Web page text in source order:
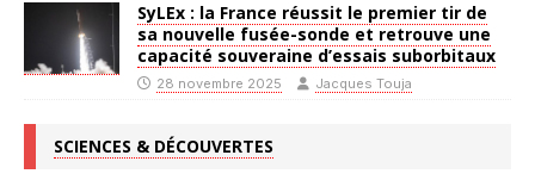
SyLEx : la France réussit le premier tir de
sa nouvelle fusée-sonde et retrouve une
capacité souveraine d’essais suborbitaux
28 novembre 2025 Jacques Touja
SCIENCES & DÉCOUVERTES